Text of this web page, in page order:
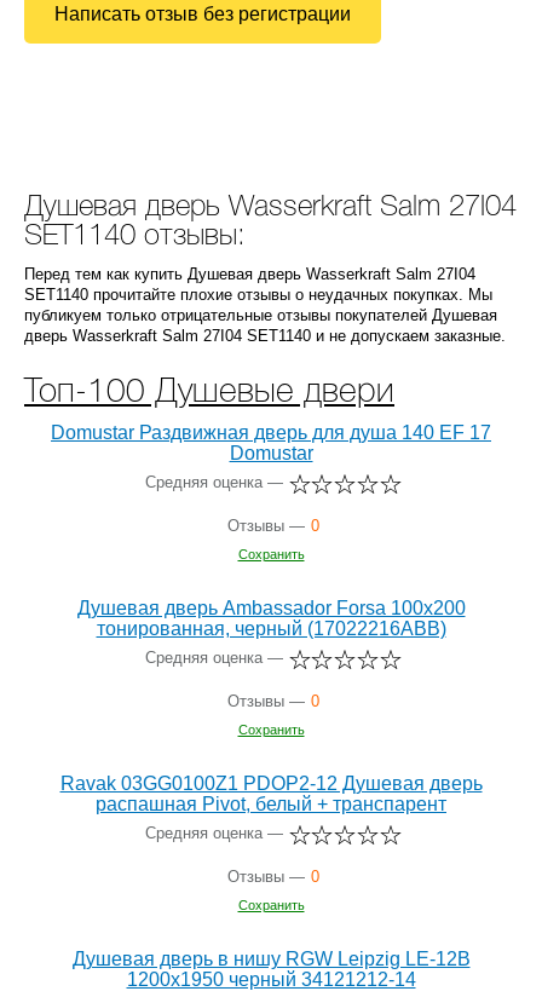
Написать отзыв без регистрации
Душевая дверь Wasserkraft Salm 27I04
SET1140 отзывы:
Перед тем как купить Душевая дверь Wasserkraft Salm 27I04
SET1140 прочитайте плохие отзывы о неудачных покупках. Мы
публикуем только отрицательные отзывы покупателей Душевая
дверь Wasserkraft Salm 27I04 SET1140 и не допускаем заказные.
Топ-100 Душевые двери
Domustar Раздвижная дверь для душа 140 EF 17
Domustar
Средняя оценка —
Отзывы — 0
Сохранить
Душевая дверь Ambassador Forsa 100х200
тонированная, черный (17022216ABB)
Средняя оценка —
Отзывы — 0
Сохранить
Ravak 03GG0100Z1 PDOP2-12 Душевая дверь
распашная Pivot, белый + транспарент
Средняя оценка —
Отзывы — 0
Сохранить
Душевая дверь в нишу RGW Leipzig LE-12B
1200х1950 черный 34121212-14